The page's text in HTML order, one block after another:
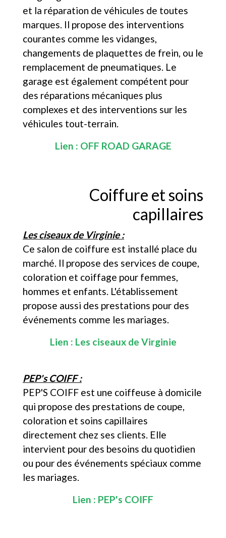
et la réparation de véhicules de toutes
marques. Il propose des interventions
courantes comme les vidanges,
changements de plaquettes de frein, ou le
remplacement de pneumatiques. Le
garage est également compétent pour
des réparations mécaniques plus
complexes et des interventions sur les
véhicules tout-terrain.
Lien : OFF ROAD GARAGE
Coiffure et soins
capillaires
Les ciseaux de Virginie :
Ce salon de coiffure est installé place du
marché. Il propose des services de coupe,
coloration et coiffage pour femmes,
hommes et enfants. L'établissement
propose aussi des prestations pour des
événements comme les mariages.
Lien : Les ciseaux de Virginie
PEP's COIFF :
PEP'S COIFF est une coiffeuse à domicile
qui propose des prestations de coupe,
coloration et soins capillaires
directement chez ses clients. Elle
intervient pour des besoins du quotidien
ou pour des événements spéciaux comme
les mariages.
Lien : PEP's COIFF